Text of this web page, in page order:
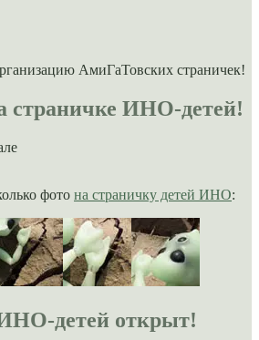
АмиГаТовских страничек!
страничке ИНО-детей!
фото на страничку детей ИНО:
детей открыт!